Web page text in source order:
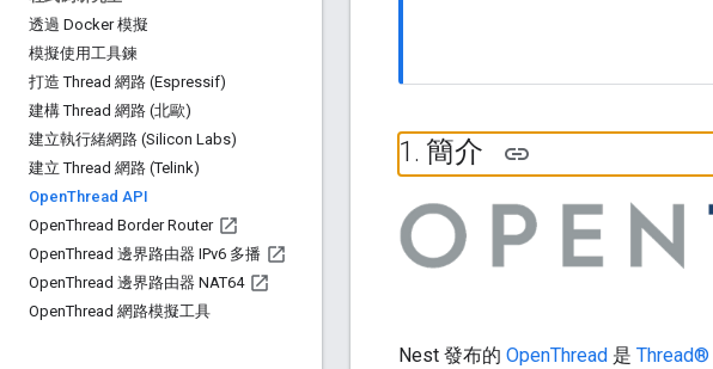
透過 Docker 模擬
模擬使用工具鍊
打造 Thread 網路 (Espressif)
建構 Thread 網路 (北歐)
建立執行緒網路 (Silicon Labs)
建立 Thread 網路 (Telink)
OpenThread API
OpenThread Border Router
OpenThread 邊界路由器 IPv6 多播
OpenThread 邊界路由器 NAT64
OpenThread 網路模擬工具
1. 簡介
Nest 發布的 OpenThread 是 Thread®